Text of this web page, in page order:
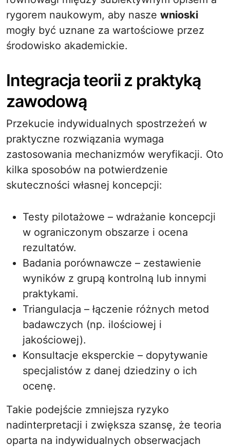
rygorem naukowym, aby nasze wnioski
mogły być uznane za wartościowe przez
środowisko akademickie.
Integracja teorii z praktyką
zawodową
Przekucie indywidualnych spostrzeżeń w
praktyczne rozwiązania wymaga
zastosowania mechanizmów weryfikacji. Oto
kilka sposobów na potwierdzenie
skuteczności własnej koncepcji:
Testy pilotażowe – wdrażanie koncepcji
w ograniczonym obszarze i ocena
rezultatów.
Badania porównawcze – zestawienie
wyników z grupą kontrolną lub innymi
praktykami.
Triangulacja – łączenie różnych metod
badawczych (np. ilościowej i
jakościowej).
Konsultacje eksperckie – dopytywanie
specjalistów z danej dziedziny o ich
ocenę.
Takie podejście zmniejsza ryzyko
nadinterpretacji i zwiększa szansę, że teoria
oparta na indywidualnych obserwacjach